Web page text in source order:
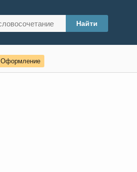
Оформление